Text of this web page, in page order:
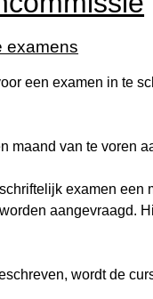
examens
een examen in te
maand van te voren
examen een
aangevraagd.
wordt de